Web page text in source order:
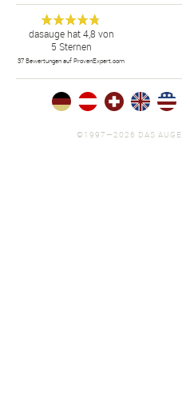
dasauge
Designer,
Fotografen,
Agenturen,
Portfolios
und Jobs.
Anonym
dasaugehat4,8 von
5 Sternen
37 Bewertungen auf ProvenExpert.com
©1997—2026 DAS AUGE